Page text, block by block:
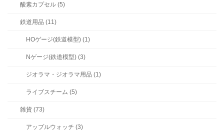
酸素カプセル (5)
鉄道用品 (11)
HOゲージ(鉄道模型) (1)
Nゲージ(鉄道模型) (3)
ジオラマ・ジオラマ用品 (1)
ライブスチーム (5)
雑貨 (73)
アップルウォッチ (3)